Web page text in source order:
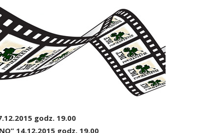
godz. 19.00
14.12.2015 godz. 19.00